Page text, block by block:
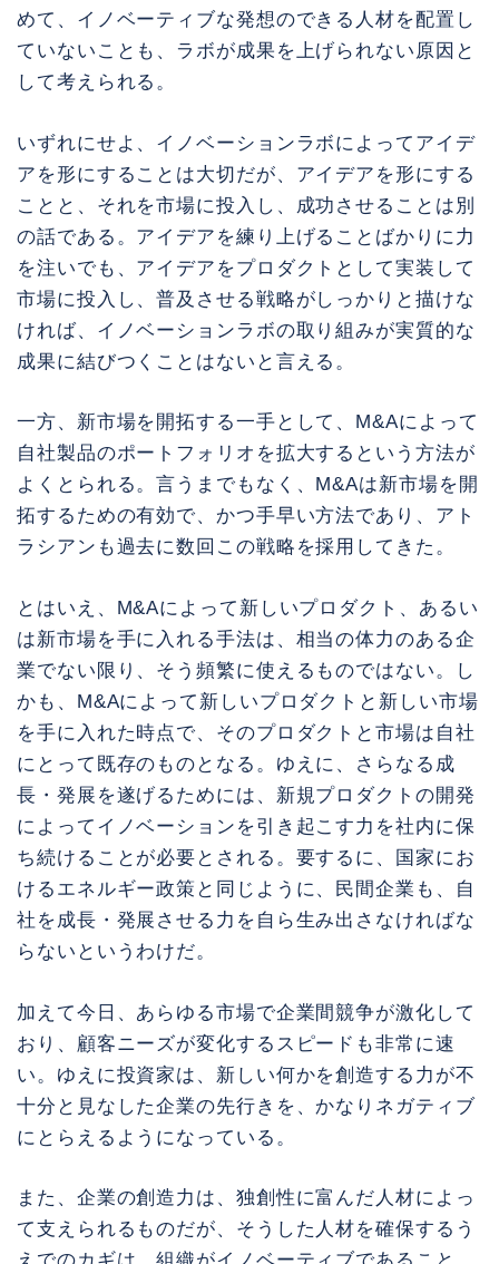
めて、イノベーティブな発想のできる人材を配置し
ていないことも、ラボが成果を上げられない原因と
して考えられる。
いずれにせよ、イノベーションラボによってアイデ
アを形にすることは大切だが、アイデアを形にする
ことと、それを市場に投入し、成功させることは別
の話である。アイデアを練り上げることばかりに力
を注いでも、アイデアをプロダクトとして実装して
市場に投入し、普及させる戦略がしっかりと描けな
ければ、イノベーションラボの取り組みが実質的な
成果に結びつくことはないと言える。
一方、新市場を開拓する一手として、M&Aによって
自社製品のポートフォリオを拡大するという方法が
よくとられる。言うまでもなく、M&Aは新市場を開
拓するための有効で、かつ手早い方法であり、アト
ラシアンも過去に数回この戦略を採用してきた。
とはいえ、M&Aによって新しいプロダクト、あるい
は新市場を手に入れる手法は、相当の体力のある企
業でない限り、そう頻繁に使えるものではない。し
かも、M&Aによって新しいプロダクトと新しい市場
を手に入れた時点で、そのプロダクトと市場は自社
にとって既存のものとなる。ゆえに、さらなる成
長・発展を遂げるためには、新規プロダクトの開発
によってイノベーションを引き起こす力を社内に保
ち続けることが必要とされる。要するに、国家にお
けるエネルギー政策と同じように、民間企業も、自
社を成長・発展させる力を自ら生み出さなければな
らないというわけだ。
加えて今日、あらゆる市場で企業間競争が激化して
おり、顧客ニーズが変化するスピードも非常に速
い。ゆえに投資家は、新しい何かを創造する力が不
十分と見なした企業の先行きを、かなりネガティブ
にとらえるようになっている。
また、企業の創造力は、独創性に富んだ人材によっ
て支えられるものだが、そうした人材を確保するう